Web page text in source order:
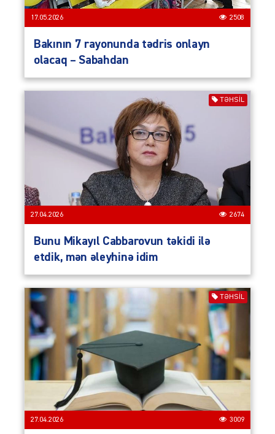
17.05.2026 2508
Bakının 7 rayonunda tədris onlayn
olacaq – Sabahdan
TƏHSIL
27.04.2026 2674
Bunu Mikayıl Cabbarovun təkidi ilə
etdik, mən əleyhinə idim
TƏHSIL
27.04.2026 3009